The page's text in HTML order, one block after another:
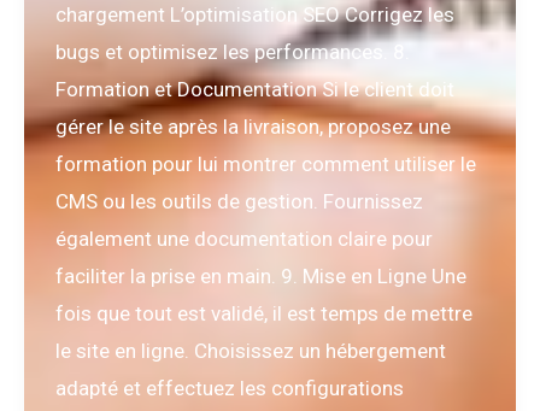
chargement L’optimisation SEO Corrigez les
bugs et optimisez les performances. 8.
Formation et Documentation Si le client doit
gérer le site après la livraison, proposez une
formation pour lui montrer comment utiliser le
CMS ou les outils de gestion. Fournissez
également une documentation claire pour
faciliter la prise en main. 9. Mise en Ligne Une
fois que tout est validé, il est temps de mettre
le site en ligne. Choisissez un hébergement
adapté et effectuez les configurations